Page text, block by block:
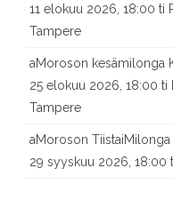
11 elokuu 2026, 18:00 ti
Tampere
aMoroson kesämilonga
25 elokuu 2026, 18:00 ti
Tampere
aMoroson
29 syyskuu 2026, 18:00